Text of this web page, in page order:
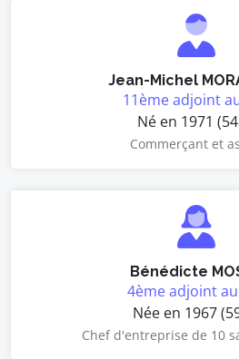
Jean-Michel
11ème adjoint
Né en 1971
Commerçant et
Bénédicte
4ème adjoint
Née en 1967
Chef d'entreprise de 10